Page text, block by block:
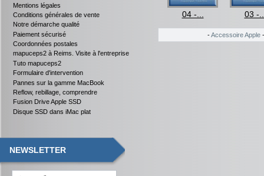
Mentions légales
Conditions générales de vente
Notre démarche qualité
Paiement sécurisé
Coordonnées postales
mapuceps2 à Reims. Visite à l'entreprise
Tuto mapuceps2
Formulaire d'intervention
Pannes sur la gamme MacBook
Reflow, rebillage, comprendre
Fusion Drive Apple SSD
Disque SSD dans iMac plat
NEWSLETTER
-... 15 -... 04 -... 03 -
-Accessoire Apple